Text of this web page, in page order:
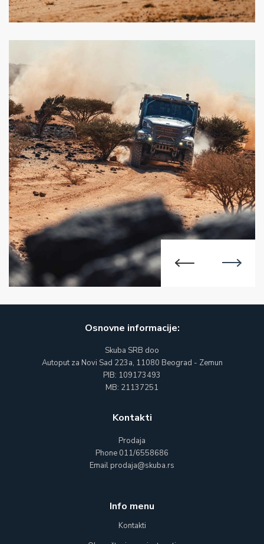
Osnovne informacije:
Skuba SRB doo
Autoput za Novi Sad 223a, 11080 Beograd - Zemun
PIB: 109173493
MB: 21137251
Kontakti
Prodaja
Phone 011/6558686
Email prodaja@skuba.rs
Info menu
Kontakti